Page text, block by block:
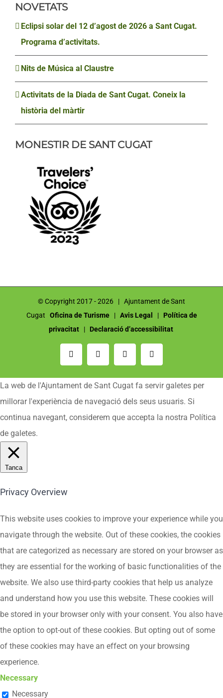
NOVETATS
Eclipsi solar del 12 d’agost de 2026 a Sant Cugat.
Programa d’activitats.
Nits de Música al Claustre
Activitats de la Diada de Sant Cugat. Coneix la
història del màrtir
MONESTIR DE SANT CUGAT
© Copyright 2017 -2026 | Ajuntament de Sant
Cugat Oficina de Turisme| Avis Legal | Política de
privacitat| Declaració d’accessibilitat
Email: InstagramFacebookYouTube
La web de l'Ajuntament de Sant Cugat fa servir galetes per
millorar l'experiència de navegació dels seus usuaris. Si
continua navegant, considerem que accepta la nostra Política
de galetes.
Tanca
Privacy Overview
This website uses cookies to improve your experience while you
navigate through the website. Out of these cookies, the cookies
that are categorized as necessary are stored on your browser as
they are essential for the working of basic functionalities of the
website. We also use third-party cookies that help us analyze
and understand how you use this website. These cookies will
be stored in your browser only with your consent. You also have
the option to opt-out of these cookies. But opting out of some
of these cookies may have an effect on your browsing
experience.
Necessary
Necessary